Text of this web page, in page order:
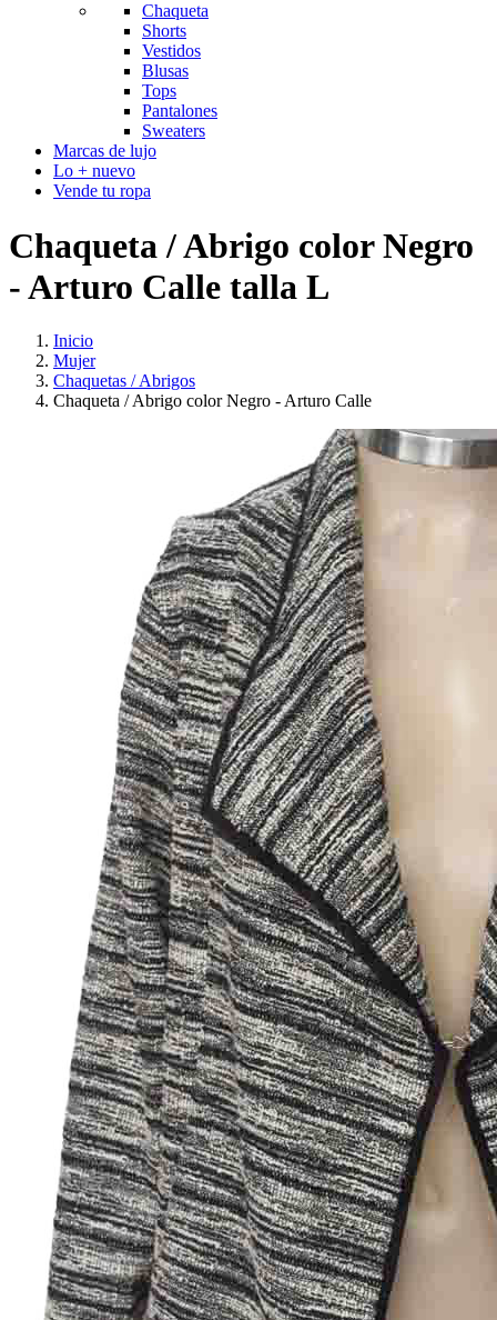
Chaqueta
Shorts
Vestidos
Blusas
Tops
Pantalones
Sweaters
Marcas de lujo
Lo + nuevo
Vende tu ropa
Chaqueta / Abrigo color Negro
- Arturo Calle talla L
Inicio
Mujer
Chaquetas / Abrigos
Chaqueta / Abrigo color Negro - Arturo Calle